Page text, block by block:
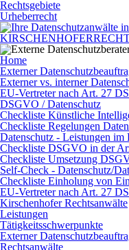
Rechtsgebiete
Urheberrecht
KIRSCHENHOFER
Home
Externer
Externer vs. interner
EU-Vertreter nach Art. 27
DSGVO / Datenschutz
Checkliste Künstliche
Checkliste Regelungen
Datenschutz - Leistungen im
Checkliste DSGVO in der
Checkliste Umsetzung
Self-Check - Datenschutz/
Checkliste Einholung von
EU-Vertreter nach Art. 27
Kirschenhofer Rechtsanwälte
Leistungen
Tätigkeitsschwerpunkte
Externer
Rechtsanwälte